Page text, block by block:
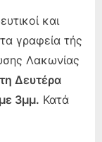
και
γραφεία τής
Λακωνίας
Δευτέρα
3μμ. Κατά